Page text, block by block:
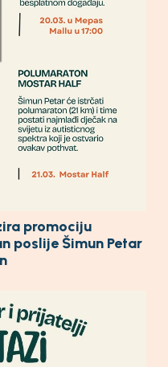
promociju
poslije Šimun Petar